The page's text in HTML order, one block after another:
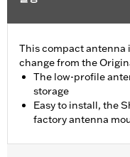
This compact antenna
change from the
The low-profile
storage
Easy to install, the
factory antenna